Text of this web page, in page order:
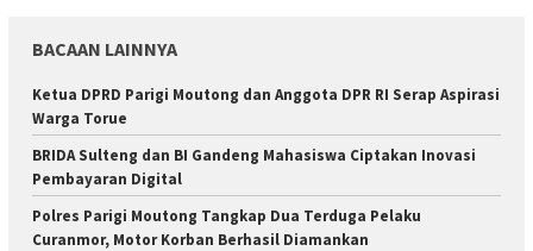
BACAAN LAINNYA
‎Ketua DPRD Parigi Moutong dan Anggota DPR RI Serap Aspirasi
Warga Torue
BRIDA Sulteng dan BI Gandeng Mahasiswa Ciptakan Inovasi
Pembayaran Digital
Polres Parigi Moutong Tangkap Dua Terduga Pelaku
Curanmor, Motor Korban Berhasil Diamankan